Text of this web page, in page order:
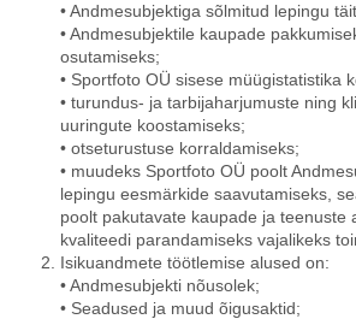
• Andmesubjektiga sõlmitud lepingu
• Andmesubjektile kaupade
osutamiseks;
• Sportfoto OÜ sisese müügistatistika
• turundus- ja tarbijaharjumuste ning
uuringute koostamiseks;
• otseturustuse korraldamiseks;
• muudeks Sportfoto OÜ poolt
lepingu eesmärkide saavutamiseks,
poolt pakutavate kaupade ja teenuste
kvaliteedi parandamiseks vajalikeks
Isikuandmete töötlemise alused on:
• Andmesubjekti nõusolek;
• Seadused ja muud õigusaktid;